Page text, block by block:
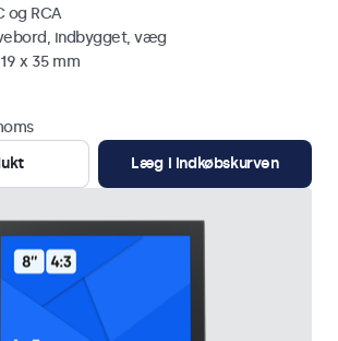
og RCA
indbygget, væg
x 35 mm
Læg i indkøbskurven